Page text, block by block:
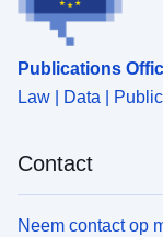
Publications
Law | Data |
Contact
Neem contact op